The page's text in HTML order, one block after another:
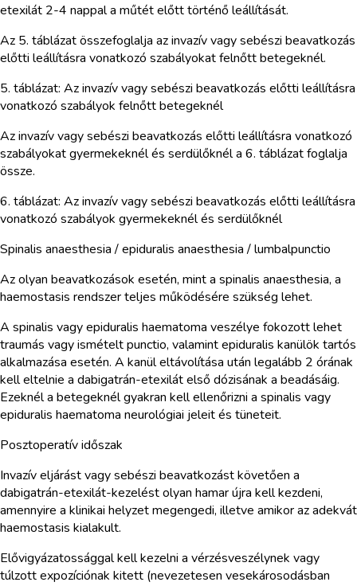
etexilát 2-4 nappal a műtét előtt történő leállítását.
Az 5. táblázat összefoglalja az invazív vagy sebészi beavatkozás
előtti leállításra vonatkozó szabályokat felnőtt betegeknél.
5. táblázat: Az invazív vagy sebészi beavatkozás előtti leállításra
vonatkozó szabályok felnőtt betegeknél
Az invazív vagy sebészi beavatkozás előtti leállításra vonatkozó
szabályokat gyermekeknél és serdülőknél a 6. táblázat foglalja
össze.
6. táblázat: Az invazív vagy sebészi beavatkozás előtti leállításra
vonatkozó szabályok gyermekeknél és serdülőknél
Spinalis anaesthesia / epiduralis anaesthesia / lumbalpunctio
Az olyan beavatkozások esetén, mint a spinalis anaesthesia, a
haemostasis rendszer teljes működésére szükség lehet.
A spinalis vagy epiduralis haematoma veszélye fokozott lehet
traumás vagy ismételt punctio, valamint epiduralis kanülök tartós
alkalmazása esetén. A kanül eltávolítása után legalább 2 órának
kell eltelnie a dabigatrán-etexilát első dózisának a beadásáig.
Ezeknél a betegeknél gyakran kell ellenőrizni a spinalis vagy
epiduralis haematoma neurológiai jeleit és tüneteit.
Posztoperatív időszak
Invazív eljárást vagy sebészi beavatkozást követően a
dabigatrán-etexilát-kezelést olyan hamar újra kell kezdeni,
amennyire a klinikai helyzet megengedi, illetve amikor az adekvát
haemostasis kialakult.
Elővigyázatossággal kell kezelni a vérzésveszélynek vagy
túlzott expozíciónak kitett (nevezetesen vesekárosodásban